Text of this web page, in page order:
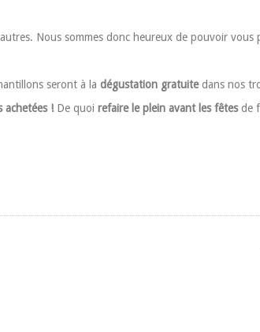
Nous sommes donc heureux de pouvoir vous
seront à la dégustation gratuitedans nos
achetées !De quoi refaire le plein avant les fêtesde